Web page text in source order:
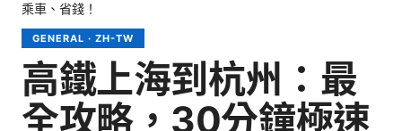
乘車、省錢！
GENERAL · ZH-TW
高鐵上海到杭州：最
全攻略，30分鐘極速